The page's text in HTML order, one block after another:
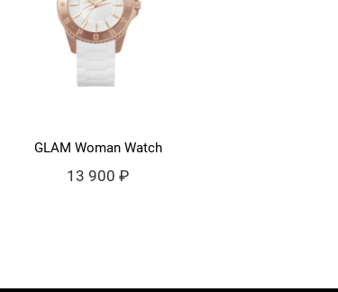
GLAM Woman Watch
13 900 ₽